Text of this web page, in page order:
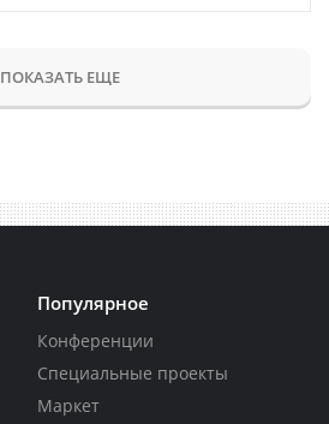
ПОКАЗАТЬ ЕЩЕ
Популярное
Конференции
Специальные проекты
Маркет